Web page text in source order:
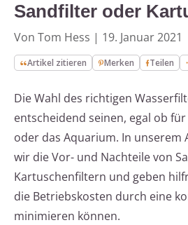
Sandfilter oder
Von Tom Hess | 19. Januar 2021
Artikel zitieren Merken Teilen
Die Wahl des richtigen
entscheidend seinen, egal ob
oder das Aquarium. In unserem
wir die Vor- und Nachteile von
Kartuschenfiltern und geben
die Betriebskosten durch eine
minimieren können.